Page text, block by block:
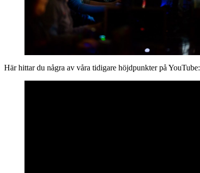
Här hittar du några av våra tidigare höjdpunkter på YouTube: